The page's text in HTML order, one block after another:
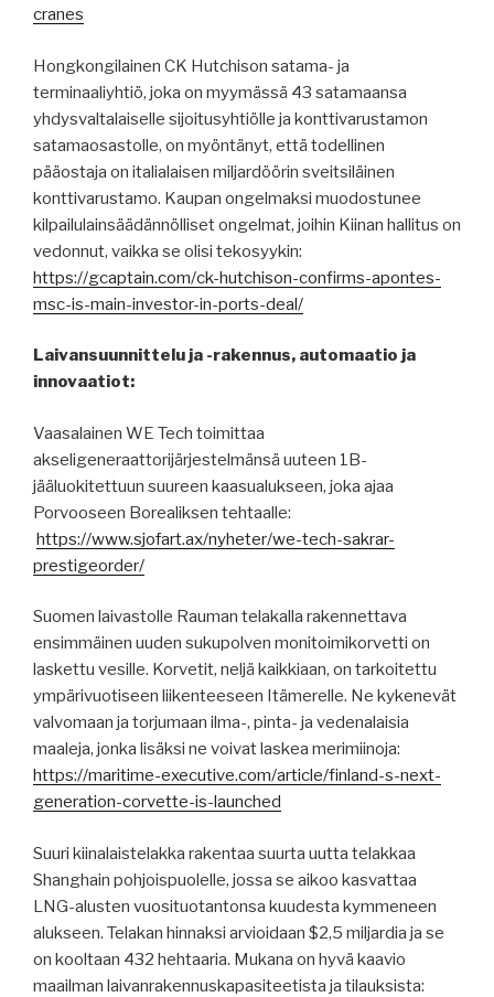
cranes
Hongkongilainen CK Hutchison satama- ja
terminaaliyhtiö, joka on myymässä 43 satamaansa
yhdysvaltalaiselle sijoitusyhtiölle ja konttivarustamon
satamaosastolle, on myöntänyt, että todellinen
pääostaja on italialaisen miljardöörin sveitsiläinen
konttivarustamo. Kaupan ongelmaksi muodostunee
kilpailulainsäädännölliset ongelmat, joihin Kiinan hallitus on
vedonnut, vaikka se olisi tekosyykin:
https://gcaptain.com/ck-hutchison-confirms-apontes-
msc-is-main-investor-in-ports-deal/
Laivansuunnittelu ja -rakennus, automaatio ja
innovaatiot:
Vaasalainen WE Tech toimittaa
akseligeneraattorijärjestelmänsä uuteen 1B-
jääluokitettuun suureen kaasualukseen, joka ajaa
Porvooseen Borealiksen tehtaalle:
https://www.sjofart.ax/nyheter/we-tech-sakrar-
prestigeorder/
Suomen laivastolle Rauman telakalla rakennettava
ensimmäinen uuden sukupolven monitoimikorvetti on
laskettu vesille. Korvetit, neljä kaikkiaan, on tarkoitettu
ympärivuotiseen liikenteeseen Itämerelle. Ne kykenevät
valvomaan ja torjumaan ilma-, pinta- ja vedenalaisia
maaleja, jonka lisäksi ne voivat laskea merimiinoja:
https://maritime-executive.com/article/finland-s-next-
generation-corvette-is-launched
Suuri kiinalaistelakka rakentaa suurta uutta telakkaa
Shanghain pohjoispuolelle, jossa se aikoo kasvattaa
LNG-alusten vuosituotantonsa kuudesta kymmeneen
alukseen. Telakan hinnaksi arvioidaan $2,5 miljardia ja se
on kooltaan 432 hehtaaria. Mukana on hyvä kaavio
maailman laivanrakennuskapasiteetista ja tilauksista: